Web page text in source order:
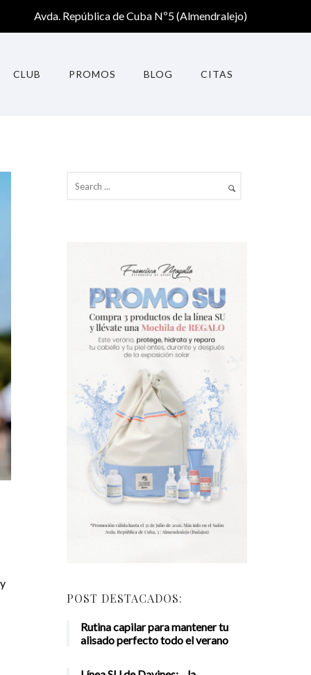
Avda. República de Cuba Nº5 (Almendralejo)
CLUB PROMOS BLOG CITAS
POST DESTACADOS:
Rutina capilar para mantener tu
alisado perfecto todo el verano